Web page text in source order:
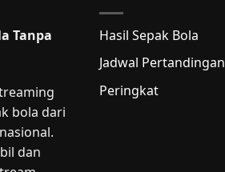
Tanpa
bola dari
dan
Hasil Sepak Bola
Jadwal Pertandingan
Peringkat